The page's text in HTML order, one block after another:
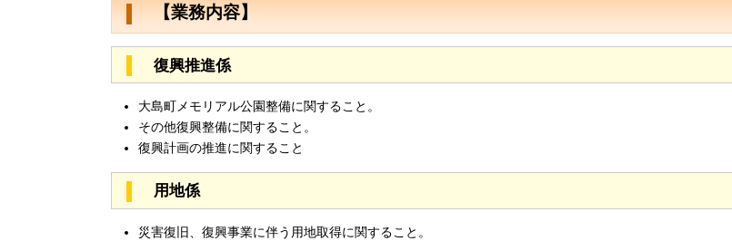
【業務内容】
復興推進係
大島町メモリアル公園整備に関すること。
その他復興整備に関すること。
復興計画の推進に関すること
用地係
災害復旧、復興事業に伴う用地取得に関すること。